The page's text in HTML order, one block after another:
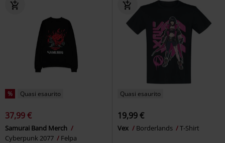
% Quasi esaurito
37,99 €
Samurai Band Merch
Cyberpunk 2077
Felpa
Quasi esaurito
19,99 €
Vex Borderlands T-Shirt